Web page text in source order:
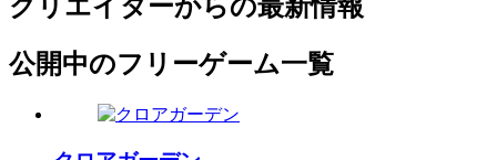
クリエイターからの最新情報
公開中のフリーゲーム一覧